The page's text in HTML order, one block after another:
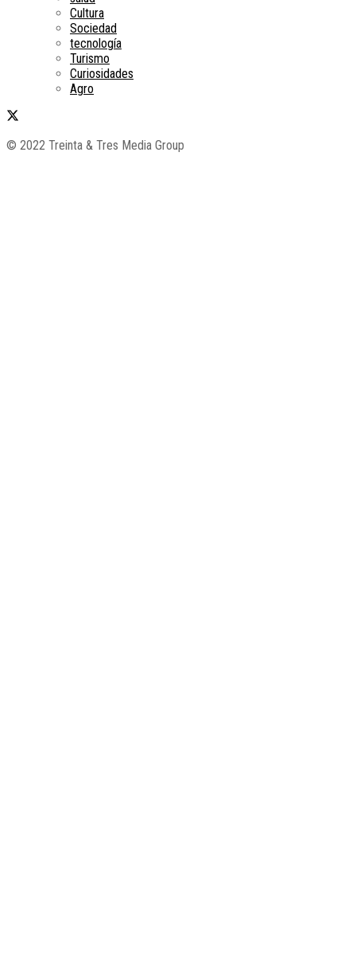
Cultura
Sociedad
tecnología
Turismo
Curiosidades
Agro
© 2022 Treinta & Tres Media Group